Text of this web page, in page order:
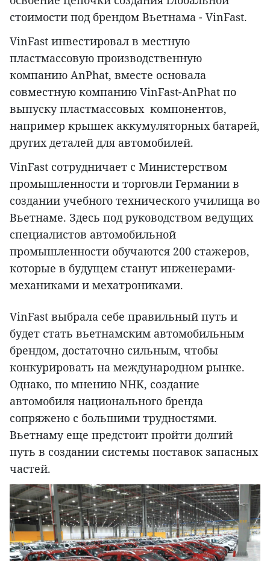
стоимости под брендом Вьетнама - VinFast.
VinFast инвестировал в местную
пластмассовую производственную
компанию AnPhat, вместе основала
совместную компанию VinFast-AnPhat по
выпуску пластмассовых компонентов,
например крышек аккумуляторных батарей,
других деталей для автомобилей.
VinFast сотрудничает с Министерством
промышленности и торговли Германии в
создании учебного технического училища во
Вьетнаме. Здесь под руководством ведущих
специалистов автомобильной
промышленности обучаются 200 стажеров,
которые в будущем станут инженерами-
механиками и мехатрониками.
VinFast выбрала себе правильный путь и
будет стать вьетнамским автомобильным
брендом, достаточно сильным, чтобы
конкурировать на международном рынке.
Однако, по мнению NHK, создание
автомобиля национального бренда
сопряжено с большими трудностями.
Вьетнаму еще предстоит пройти долгий
путь в создании системы поставок запасных
частей.